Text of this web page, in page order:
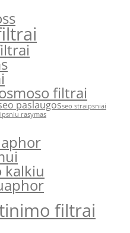
filtrai
paslaugosseo straipsniai
rasymas
kalkiu
filtrai